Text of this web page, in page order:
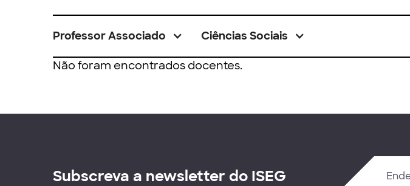
Professor Associado Ciências Sociais
Não foram encontrados docentes.
Subscreva a newsletter do ISEG